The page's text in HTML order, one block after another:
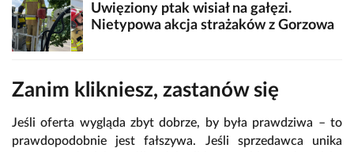
Uwięziony ptak wisiał na gałęzi.
Nietypowa akcja strażaków z Gorzowa
Zanim klikniesz, zastanów się
Jeśli oferta wygląda zbyt dobrze, by była prawdziwa – to
prawdopodobnie jest fałszywa. Jeśli sprzedawca unika